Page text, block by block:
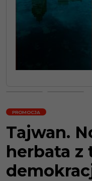
PROMOCJA
Tajwan.
herbata z